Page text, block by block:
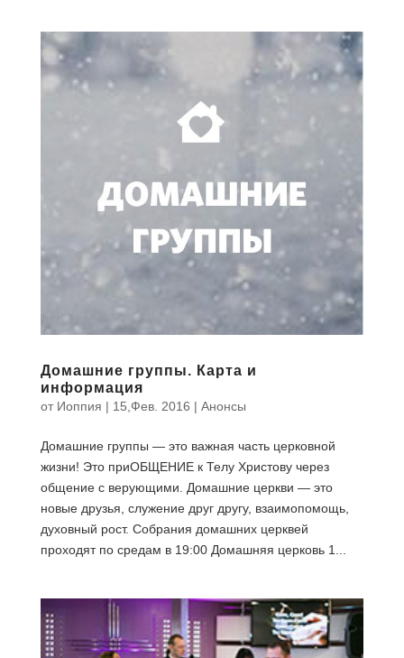
Домашние группы. Карта и
информация
от Иоппия | 15,Фев. 2016 | Анонсы
Домашние группы — это важная часть церковной
жизни! Это приОБЩЕНИЕ к Телу Христову через
общение с верующими. Домашние церкви — это
новые друзья, служение друг другу, взаимопомощь,
духовный рост. Собрания домашних церквей
проходят по средам в 19:00 Домашняя церковь 1...